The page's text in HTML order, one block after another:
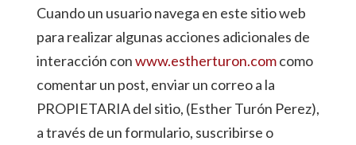
Cuando un usuario navega en este sitio web
para realizar algunas acciones adicionales de
interacción conwww.estherturon.comcomo
comentar un post, enviar un correo a la
PROPIETARIA del sitio, (Esther Turón Perez),
a través de un formulario, suscribirse o